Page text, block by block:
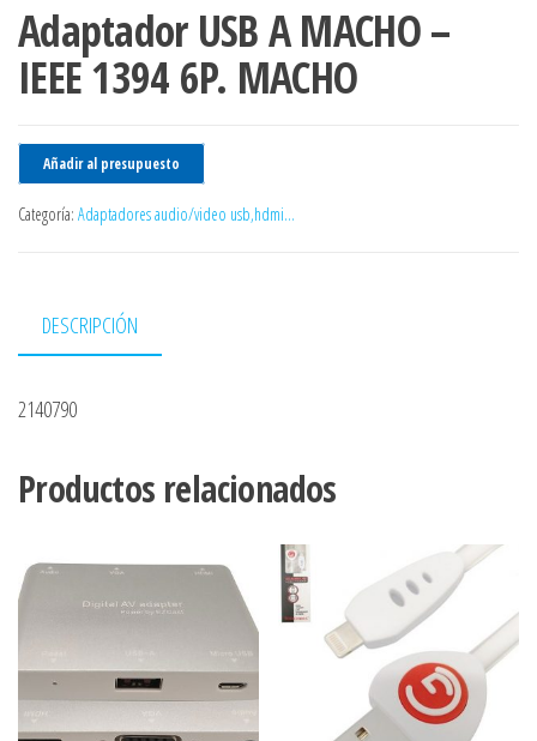
Adaptador USB A MACHO –
IEEE 1394 6P. MACHO
Añadir al presupuesto
Categoría: Adaptadores audio/video usb,hdmi...
DESCRIPCIÓN
2140790
Productos relacionados